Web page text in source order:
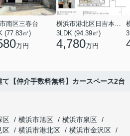
南区三春台
(77.83㎡)
万円
横浜市港北区日吉本町６丁目
3LDK (94.39㎡)
4,780万円
【仲介手数料無料】カースペース2台
区 横浜市旭区
横浜市泉区
区 横浜市港北区
横浜市金沢区